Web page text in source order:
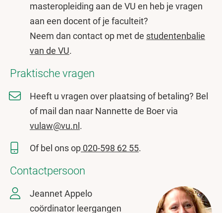
masteropleiding aan de VU en heb je vragen
aan een docent of je faculteit?
Neem dan contact op met de studentenbalie
van de VU.
Praktische vragen
Heeft u vragen over plaatsing of betaling? Bel
of mail dan naar Nannette de Boer via
vulaw@vu.nl .
Of bel ons op 020-598 62 55.
Contactpersoon
Jeannet Appelo
coördinator leergangen